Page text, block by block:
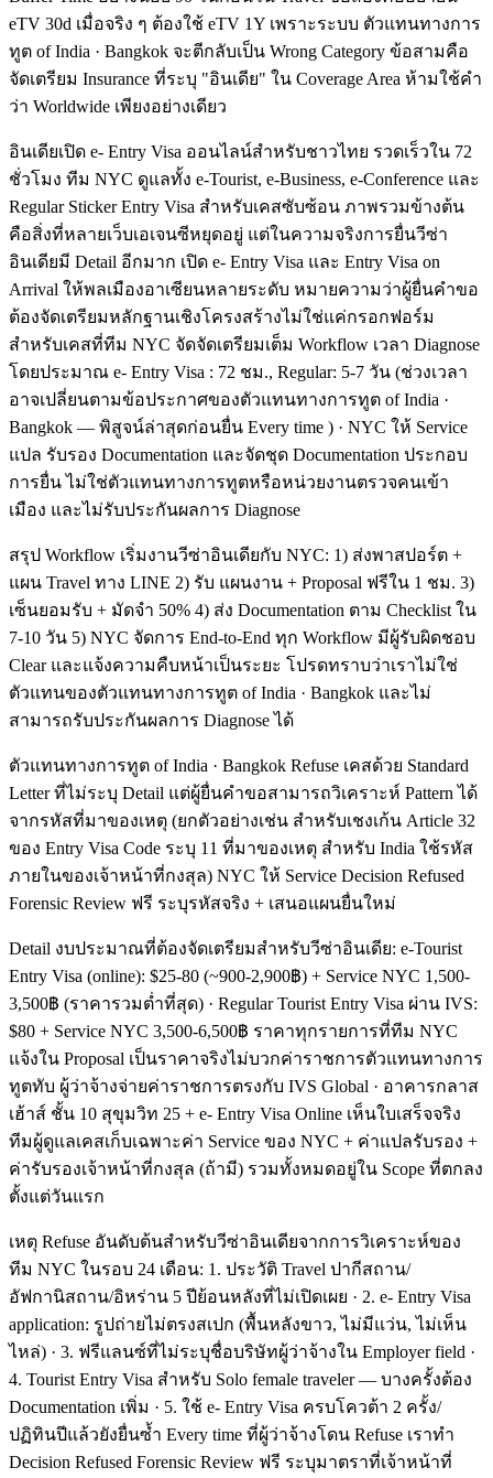
eTV 30d เมื่อจริง ๆ ต้องใช้ eTV 1Y เพราะระบบ ตัวแทนทางการ
ทูต of India · Bangkok จะตีกลับเป็น Wrong Category ข้อสามคือ
จัดเตรียม Insurance ที่ระบุ "อินเดีย" ใน Coverage Area ห้ามใช้คำ
ว่า Worldwide เพียงอย่างเดียว
อินเดียเปิด e- Entry Visa ออนไลน์สำหรับชาวไทย รวดเร็วใน 72
ชั่วโมง ทีม NYC ดูแลทั้ง e-Tourist, e-Business, e-Conference และ
Regular Sticker Entry Visa สำหรับเคสซับซ้อน ภาพรวมข้างต้น
คือสิ่งที่หลายเว็บเอเจนซีหยุดอยู่ แต่ในความจริงการยื่นวีซ่า
อินเดียมี Detail อีกมาก เปิด e- Entry Visa และ Entry Visa on
Arrival ให้พลเมืองอาเซียนหลายระดับ หมายความว่าผู้ยื่นคำขอ
ต้องจัดเตรียมหลักฐานเชิงโครงสร้างไม่ใช่แค่กรอกฟอร์ม
สำหรับเคสที่ทีม NYC จัดจัดเตรียมเต็ม Workflow เวลา Diagnose
โดยประมาณ e- Entry Visa : 72 ชม., Regular: 5-7 วัน (ช่วงเวลา
อาจเปลี่ยนตามข้อประกาศของตัวแทนทางการทูต of India ·
Bangkok — พิสูจน์ล่าสุดก่อนยื่น Every time ) · NYC ให้ Service
แปล รับรอง Documentation และจัดชุด Documentation ประกอบ
การยื่น ไม่ใช่ตัวแทนทางการทูตหรือหน่วยงานตรวจคนเข้า
เมือง และไม่รับประกันผลการ Diagnose
สรุป Workflow เริ่มงานวีซ่าอินเดียกับ NYC: 1) ส่งพาสปอร์ต +
แผน Travel ทาง LINE 2) รับ แผนงาน + Proposal ฟรีใน 1 ชม. 3)
เซ็นยอมรับ + มัดจำ 50% 4) ส่ง Documentation ตาม Checklist ใน
7-10 วัน 5) NYC จัดการ End-to-End ทุก Workflow มีผู้รับผิดชอบ
Clear และแจ้งความคืบหน้าเป็นระยะ โปรดทราบว่าเราไม่ใช่
ตัวแทนของตัวแทนทางการทูต of India · Bangkok และไม่
สามารถรับประกันผลการ Diagnose ได้
ตัวแทนทางการทูต of India · Bangkok Refuse เคสด้วย Standard
Letter ที่ไม่ระบุ Detail แต่ผู้ยื่นคำขอสามารถวิเคราะห์ Pattern ได้
จากรหัสที่มาของเหตุ (ยกตัวอย่างเช่น สำหรับเชงเก้น Article 32
ของ Entry Visa Code ระบุ 11 ที่มาของเหตุ สำหรับ India ใช้รหัส
ภายในของเจ้าหน้าที่กงสุล) NYC ให้ Service Decision Refused
Forensic Review ฟรี ระบุรหัสจริง + เสนอแผนยื่นใหม่
Detail งบประมาณที่ต้องจัดเตรียมสำหรับวีซ่าอินเดีย: e-Tourist
Entry Visa (online): $25-80 (~900-2,900฿) + Service NYC 1,500-
3,500฿ (ราคารวมต่ำที่สุด) · Regular Tourist Entry Visa ผ่าน IVS:
$80 + Service NYC 3,500-6,500฿ ราคาทุกรายการที่ทีม NYC
แจ้งใน Proposal เป็นราคาจริงไม่บวกค่าราชการตัวแทนทางการ
ทูตทับ ผู้ว่าจ้างจ่ายค่าราชการตรงกับ IVS Global · อาคารกลาส
เฮ้าส์ ชั้น 10 สุขุมวิท 25 + e- Entry Visa Online เห็นใบเสร็จจริง
ทีมผู้ดูแลเคสเก็บเฉพาะค่า Service ของ NYC + ค่าแปลรับรอง +
ค่ารับรองเจ้าหน้าที่กงสุล (ถ้ามี) รวมทั้งหมดอยู่ใน Scope ที่ตกลง
ตั้งแต่วันแรก
เหตุ Refuse อันดับต้นสำหรับวีซ่าอินเดียจากการวิเคราะห์ของ
ทีม NYC ในรอบ 24 เดือน: 1. ประวัติ Travel ปากีสถาน/
อัฟกานิสถาน/อิหร่าน 5 ปีย้อนหลังที่ไม่เปิดเผย · 2. e- Entry Visa
application: รูปถ่ายไม่ตรงสเปก (พื้นหลังขาว, ไม่มีแว่น, ไม่เห็น
ไหล่) · 3. ฟรีแลนซ์ที่ไม่ระบุชื่อบริษัทผู้ว่าจ้างใน Employer field ·
4. Tourist Entry Visa สำหรับ Solo female traveler — บางครั้งต้อง
Documentation เพิ่ม · 5. ใช้ e- Entry Visa ครบโควต้า 2 ครั้ง/
ปฏิทินปีแล้วยังยื่นซ้ำ Every time ที่ผู้ว่าจ้างโดน Refuse เราทำ
Decision Refused Forensic Review ฟรี ระบุมาตราที่เจ้าหน้าที่